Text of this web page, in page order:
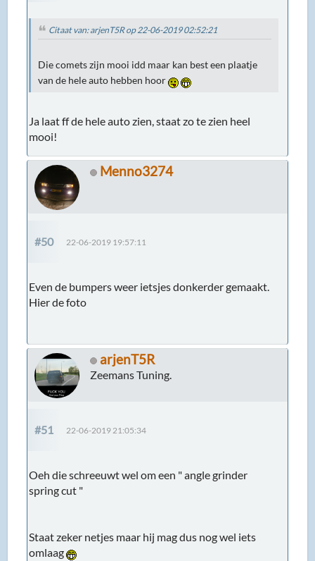
Citaat van: arjenT5R op 22-06-2019 02:52:21
Die comets zijn mooi idd maar kan best een plaatje
van de hele auto hebben hoor
Ja laat ff de hele auto zien, staat zo te zien heel
mooi!
Menno3274
#50 22-06-2019 19:57:11
Even de bumpers weer ietsjes donkerder gemaakt.
Hier de foto
arjenT5R
Zeemans Tuning.
#51 22-06-2019 21:05:34
Oeh die schreeuwt wel om een " angle grinder
spring cut "
Staat zeker netjes maar hij mag dus nog wel iets
omlaag